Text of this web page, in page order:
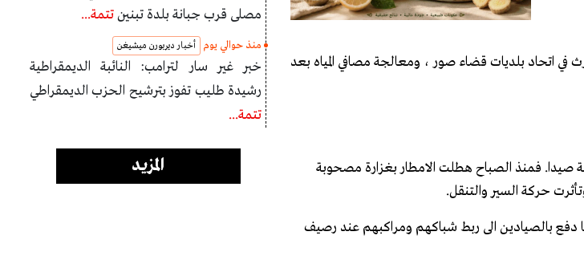
في اتحاد بلديات قضاء صور ، ومعالجة مصافي المياه بعد
صيدا. فمنذ الصباح هطلت الامطار بغزارة مصحوبة
حركة السير والتنقل.
ما دفع بالصيادين الى ربط شباكهم ومراكبهم عند رصيف
مصلى قرب جبانة بلدة تبنينتتمة...
منذ حوالي يوم أخبار ديربورن ميشيغن
خبر غير سار لترامب: النائبة الديمقراطية
رشيدة طليب تفوز بترشيح الحزب الديمقراطي
تتمة...
المزيد